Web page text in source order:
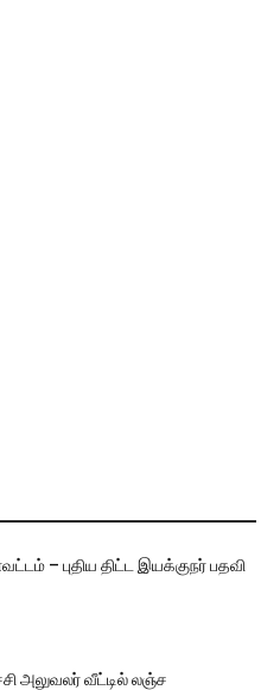
– புதிய திட்ட இயக்குநர் பதவி
அலுவலர் வீட்டில் லஞ்ச